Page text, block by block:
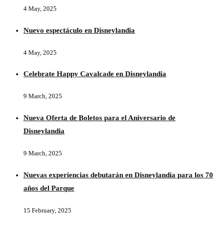
4 May, 2025
Nuevo espectáculo en Disneylandia
4 May, 2025
Celebrate Happy Cavalcade en Disneylandia
9 March, 2025
Nueva Oferta de Boletos para el Aniversario de
Disneylandia
9 March, 2025
Nuevas experiencias debutarán en Disneylandia para los 70
años del Parque
15 February, 2025